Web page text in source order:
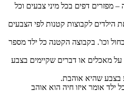
– מפזרים דפים בכל מיני צבעים וכל
לקבוצות קטנות לפי הצבעים
וכו'. בקבוצה הקטנה כל ילד מספר
מאכלים או דברים שקיימים בצבע
שהיא אוהבת.
ילד אומר איזו חיה הוא אוהב